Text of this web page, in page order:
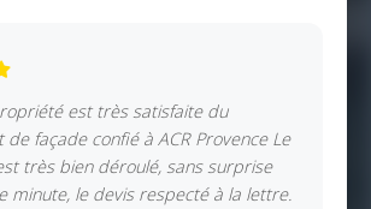
est très satisfaite du
de façade confié à ACR Provence Le
très bien déroulé, sans surprise
minute, le devis respecté à la lettre.